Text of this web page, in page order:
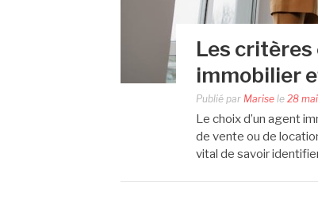
Les
immobilier
Publié par Marise le 28
Le choix d’un agent
de vente ou de
vital de savoir